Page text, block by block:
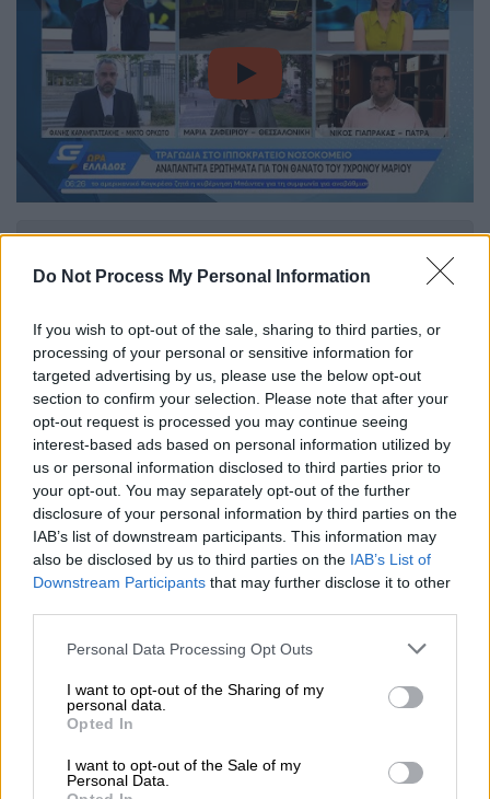
Do Not Process My Personal Information
If you wish to opt-out of the sale, sharing to third parties, or
processing of your personal or sensitive information for
targeted advertising by us, please use the below opt-out
section to confirm your selection. Please note that after your
opt-out request is processed you may continue seeing
interest-based ads based on personal information utilized by
us or personal information disclosed to third parties prior to
your opt-out. You may separately opt-out of the further
disclosure of your personal information by third parties on the
IAB’s list of downstream participants. This information may
also be disclosed by us to third parties on the IAB’s List of
Downstream Participants that may further disclose it to other
Please note that this website/app uses one or more Google
not limited to your visit or usage behaviour. You may click to
grant or deny consent to Google and its third-party tags to
use your data for below specified purposes in below Google
consent section.
Personal Data Processing Opt Outs
I want to opt-out of the Sharing of my
personal data.
Opted In
I want to opt-out of the Sale of my
Personal Data.
video
«Αιμορραγούσε από τη μύτη και το
στόμα»: Συγκλονίζει ο πατέρας του
7χρονου που πέθανε στη
Θεσσαλονίκη
Τι είναι η νόσος των λεγεωνάριων
Τα συμπτώματα της νόσου εκδηλώνονται
συνήθως δύο έως δέκα μέρες μετά την
τα εξής:
πονοκέφαλος
μυϊκός πόνος
ρίγη
πυρετός 40°C ή και παραπάνω